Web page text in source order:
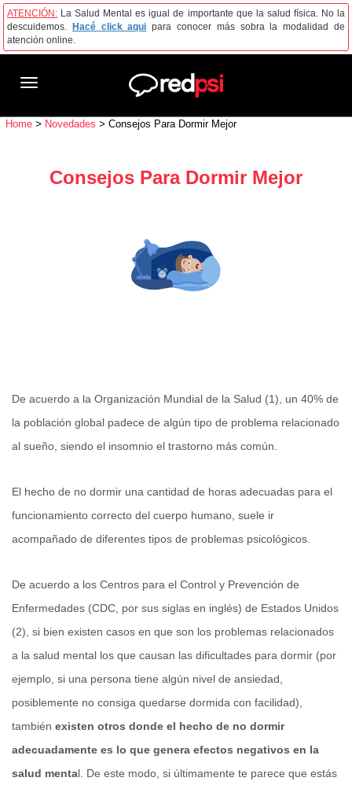
ATENCIÓN: La Salud Mental es igual de importante que la salud física. No la
descuidemos.
Hacé click aqui para conocer más sobra la modalidad de
atención online.
Toggle
Home > Novedades > Consejos Para Dormir Mejor
Consejos Para Dormir Mejor
De acuerdo a la Organización Mundial de la Salud (1), un 40% de
la población global padece de algún tipo de problema relacionado
al sueño, siendo el insomnio el trastorno más común.
El hecho de no dormir una cantidad de horas adecuadas para el
funcionamiento correcto del cuerpo humano, suele ir
acompañado de diferentes tipos de problemas psicológicos.
De acuerdo a los Centros para el Control y Prevención de
Enfermedades (CDC, por sus siglas en inglés) de Estados Unidos
(2), si bien existen casos en que son los problemas relacionados
a la salud mental los que causan las dificultades para dormir (por
ejemplo, si una persona tiene algún nivel de ansiedad,
posiblemente no consiga quedarse dormida con facilidad),
también existen otros donde el hecho de no dormir
adecuadamente es lo que genera efectos negativos en la
salud mental. De este modo, si últimamente te parece que estás